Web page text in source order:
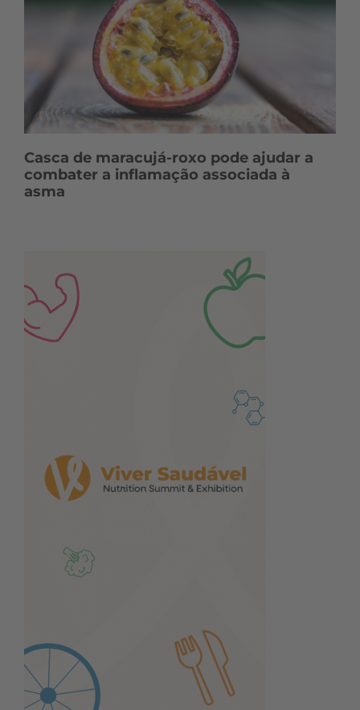
Casca de maracujá-roxo pode ajudar a
combater a inflamação associada à
asma